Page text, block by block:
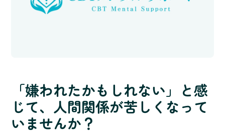
「嫌われたかもしれない」と感
じて、人間関係が苦しくなって
いませんか？